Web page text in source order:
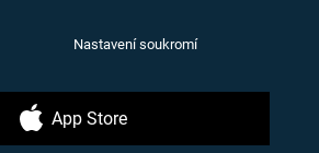
Nastavení soukromí
App Store